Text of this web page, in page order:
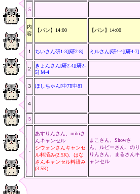
5
内
容
【パン】14:00 【パン】14:00
1 ちいさん研1-3][研2-8] ミルさん[研4-4][研4-7]
２
きょんさん[研2-4][研2-
5] M-4
３ ほしちゃん[中7][中8]
４
5
-
あすりんさん、 mikiさ
んキャンセル
シウォンさんキャンセ
ル料済み(2.5K)
はな
さんキャンセル料済み
(3.5K)
まこさん、Showさ
ん、 ルビーさん、のり
りんさん、まるさんキ
ャンセル